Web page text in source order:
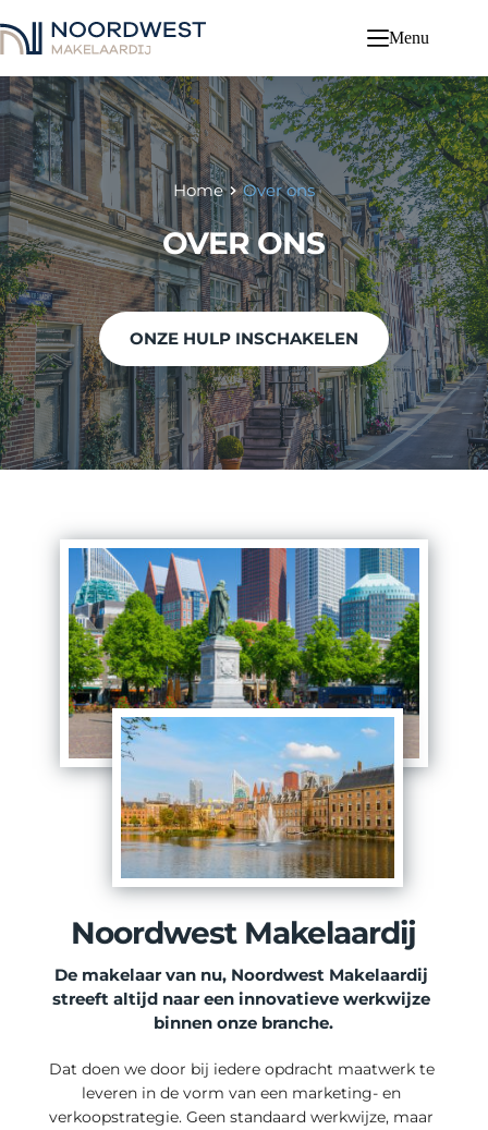
naar
Menu
Home Over ons
OVER ONS
ONZE HULP INSCHAKELEN
Noordwest Makelaardij
De makelaar van nu, Noordwest Makelaardij
streeft altijd naar een innovatieve werkwijze
binnen onze branche.
Dat doen we door bij iedere opdracht maatwerk te
leveren in de vorm van een marketing- en
verkoopstrategie. Geen standaard werkwijze, maar